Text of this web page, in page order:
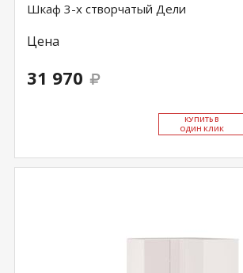
Шкаф 3-х створчатый Дели
Цена
31 970
КУ­ПИТЬ В
ОДИН КЛИК